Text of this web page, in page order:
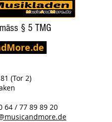
§ 5 TMG
(Tor 2)
64 / 77 89 89 20